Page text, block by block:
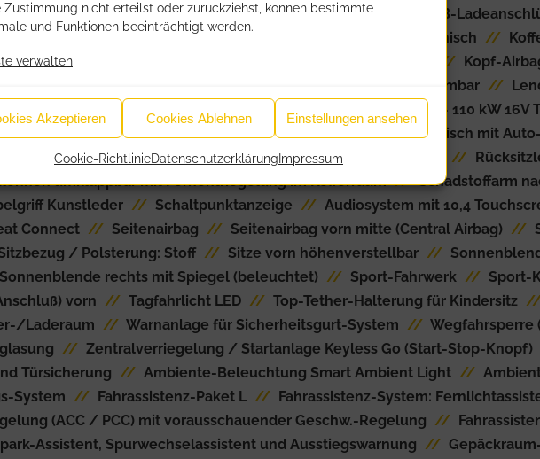
Zustimmung nicht erteilst oder zurückziehst, können bestimmte
und Funktionen beeinträchtigt werden.
verwalten
Akzeptieren Cookies Ablehnen Einstellungen ansehen
Cookie-RichtlinieDatenschutzerklärung Impressum
5-türig // USB-Schnittstelle vorn (2-fach, Typ C)
USB-
Heizungsregelung automatisch / elektronisch //
(virtual cockpit)
// Kopf-
Laderaumboden variabel und herausnehmbar //
vorn und hinten // Modellpflege Motor 1,5 Ltr. - 110 kW 16V
LED mit Abbiegelicht // Notrufsystem // Parkbremse elektrisch mit
(DAB+) // Reifen-Reparaturset // Reifenkontroll-Anzeige //
umklappbar mit Fernentriegelung im Kofferraum // Schadstoffarm
Kunstleder // Schaltpunktanzeige // Audiosystem mit 10,4
Connect // Seitenairbag // Seitenairbag vorn mitte (Central Airbag) //
/ Polsterung: Stoff // Sitze vorn höhenverstellbar //
Sonnenblende rechts mit Spiegel (beleuchtet) // Sport-Fahrwerk // Sport-
vorn // Tagfahrlicht LED // Top-Tether-Halterung für Kindersitz
Laderaum // Warnanlage für Sicherheitsgurt-System // Wegfahrsperre
// Zentralverriegelung / Startanlage Keyless Go (Start-Stop-Knopf)
Türsicherung // Ambiente-Beleuchtung Smart Ambient Light //
System // Fahrassistenz-Paket L // Fahrassistenz-System:
(ACC / PCC) mit vorausschauender Geschw.-Regelung //
Assistent, Spurwechselassistent und Ausstiegswarnung //